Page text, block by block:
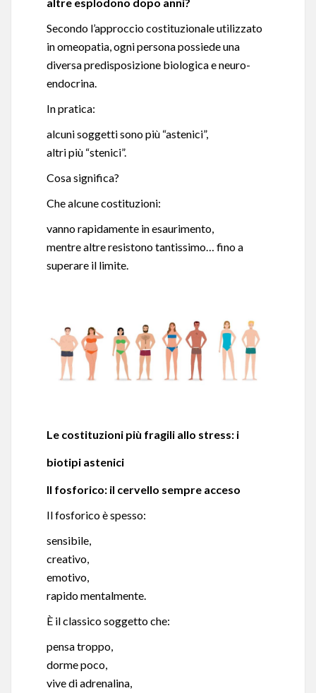
Secondo l’approccio costituzionale utilizzato
in omeopatia, ogni persona possiede una
diversa predisposizione biologica e neuro-
endocrina.
In pratica:
alcuni soggetti sono più “astenici”,
altri più “stenici”.
Cosa significa?
Che alcune costituzioni:
vanno rapidamente in esaurimento,
mentre altre resistono tantissimo… fino a
superare il limite.
Le costituzioni più fragili allo stress: i
biotipi astenici
Il fosforico: il cervello sempre acceso
Il fosforico è spesso:
sensibile,
creativo,
emotivo,
rapido mentalmente.
È il classico soggetto che:
pensa troppo,
dorme poco,
vive di adrenalina,